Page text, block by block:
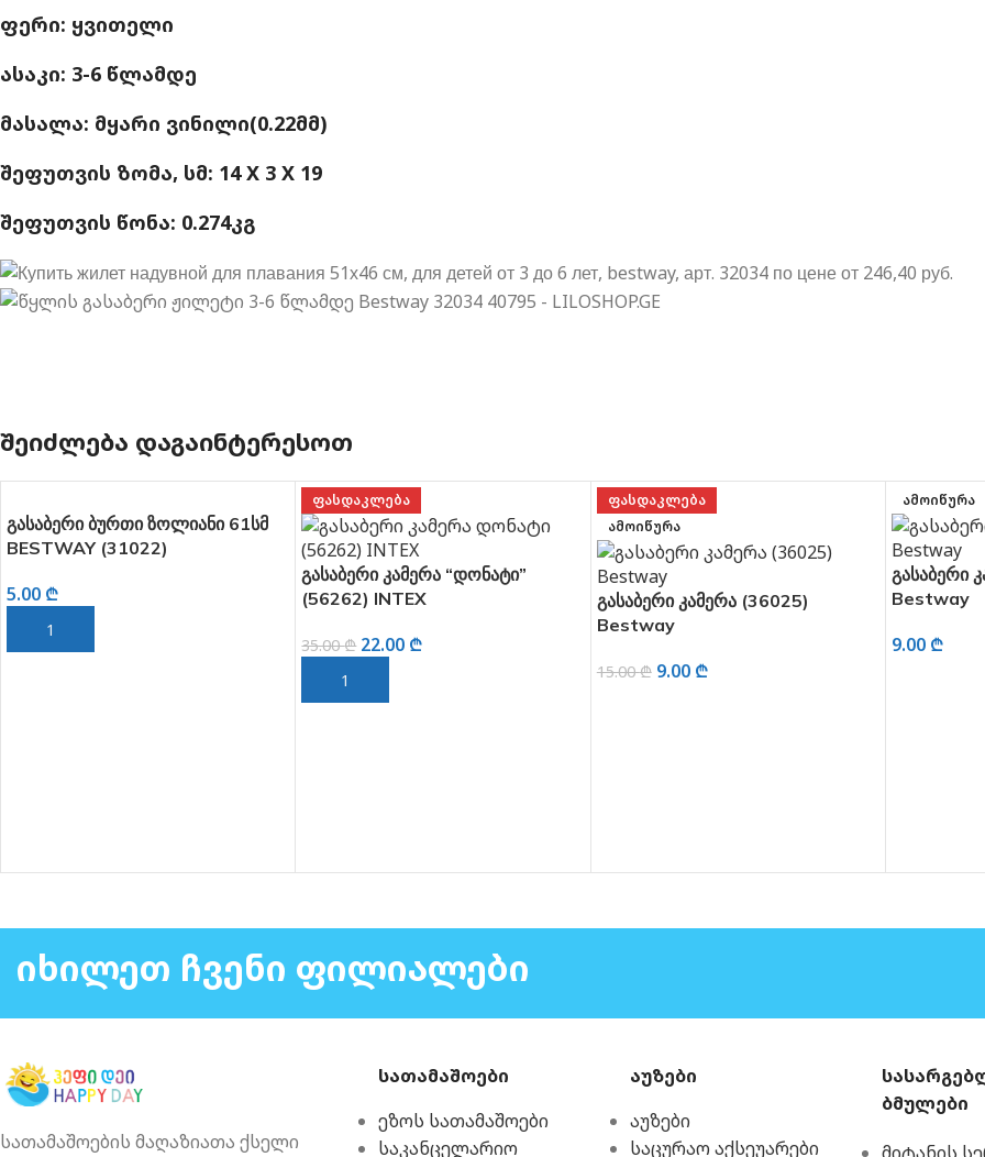
ᲤᲔᲠᲘ: ᲧᲕᲘᲗᲔᲚᲘ
ᲐᲡᲐᲙᲘ: 3-6 ᲬᲚᲐᲛᲓᲔ
ᲛᲐᲡᲐᲚᲐ: ᲛᲧᲐᲠᲘ ᲕᲘᲜᲘᲚᲘ(0.22ᲛᲛ)
ᲨᲔᲤᲣᲗᲕᲘᲡ ᲖᲝᲛᲐ, ᲡᲛ: 14 X 3 X 19
ᲨᲔᲤᲣᲗᲕᲘᲡ ᲬᲝᲜᲐ: 0.274ᲙᲒ
ᲨᲔᲘᲫᲚᲔᲑᲐ ᲓᲐᲒᲐᲘᲜᲢᲔᲠᲔᲡᲝᲗ
გასაბერი ბურთი ზოლიანი 61სმ
BESTWAY (31022)
5.00 ₾
ᲙᲐᲚᲐᲗᲐᲨᲘ ᲓᲐᲛᲐᲢᲔᲑᲐ
ᲤᲐᲡᲓᲐᲙᲚᲔᲑᲐ
გასაბერი კამერა “დონატი”
(56262) INTEX
35.00₾ 22.00 ₾
ᲙᲐᲚᲐᲗᲐᲨᲘ ᲓᲐᲛᲐᲢᲔᲑᲐ
ᲤᲐᲡᲓᲐᲙᲚᲔᲑᲐ
ᲐᲛᲝᲘᲬᲣᲠᲐ
გასაბერი კამერა (36025)
Bestway
15.00₾ 9.00 ₾
ᲐᲛᲝᲘᲬᲣᲠᲐ
გასაბერი
Bestway
9.00 ₾
ᲘᲮᲘᲚᲔᲗ ᲩᲕᲔᲜᲘ ᲤᲘᲚᲘᲐᲚᲔᲑᲘ
სათამაშოების მაღაზიათა ქსელი
სათამაშოები
ეზოს სათამაშოები
საკანცელარიო
აუზები
აუზები
საცურაო აქსეუარები
ბმულები